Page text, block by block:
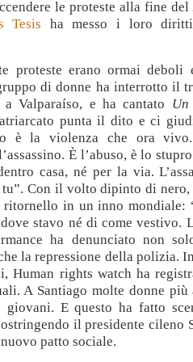
le proteste alla fine
Tesis ha messo i loro
proteste erano ormai deboli
di donne ha interrotto il
Valparaíso, e ha cantato
punta il dito e ci
è la violenza che ora vivo.
È l’abuso, è lo
casa, né per la via.
tu”. Con il volto dipinto di nero,
in un inno mondiale:
stavo né di come vestivo.
ha denunciato non
la repressione della polizia.
Human rights watch ha
A Santiago molte donne più
E questo ha fatto
il presidente cileno
patto sociale.